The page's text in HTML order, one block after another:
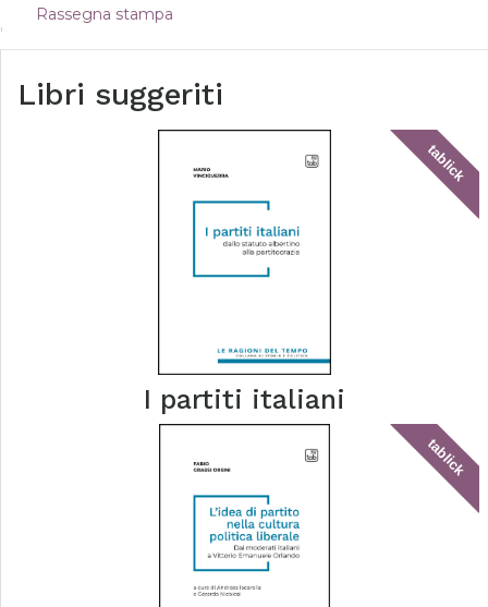
Rassegna stampa
Libri suggeriti
tablick
I partiti italiani
tablick